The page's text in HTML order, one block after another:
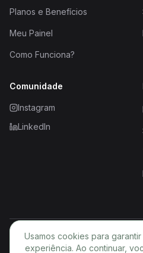
Planos e Benefícios
Meu Painel
Como Funciona?
Comunidade
Instagram
LinkedIn
© 2026 Rampa. Todos
Usamos cookies para
experiência. Ao continuar,